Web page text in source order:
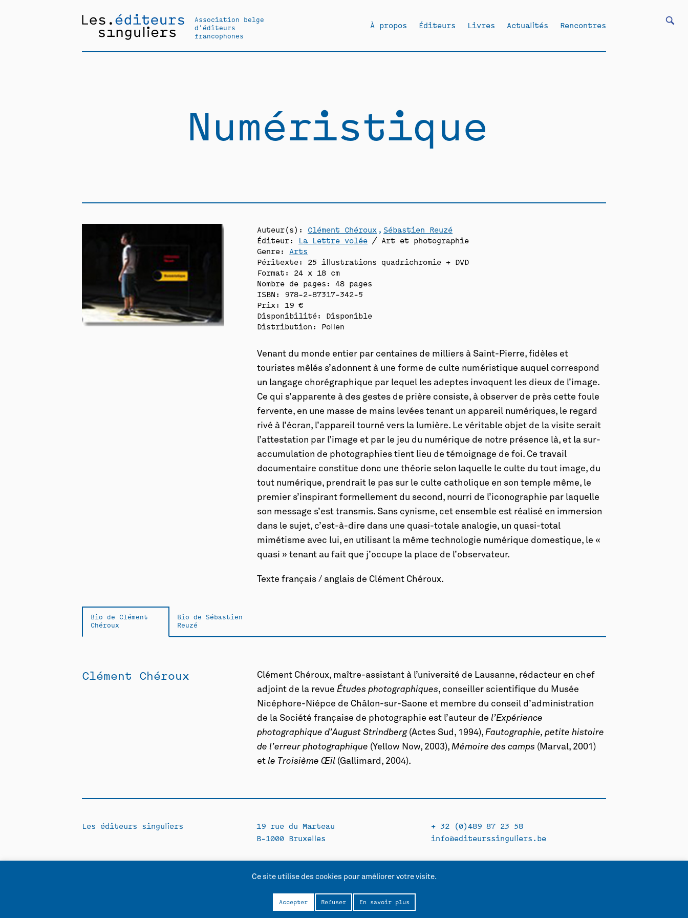
Association belge
d'éditeurs
francophones
À propos Éditeurs Livres Actualités Rencontres
Numéristique
Auteur(s): Clément Chéroux
Sébastien Reuzé
Éditeur:
La Lettre volée / Art et photographie
Genre: Arts
Péritexte: 25 illustrations quadrichromie + DVD
Format: 24 x 18 cm
Nombre de pages: 48 pages
ISBN: 978-2-87317-342-5
Prix: 19 €
Disponibilité:
Disponible
Distribution: Pollen
Venant du monde entier par centaines de milliers à Saint-Pierre, fidèles et
touristes mêlés s’adonnent à une forme de culte numéristique auquel correspond
un langage chorégraphique par lequel les adeptes invoquent les dieux de l’image.
Ce qui s’apparente à des gestes de prière consiste, à observer de près cette foule
fervente, en une masse de mains levées tenant un appareil numériques, le regard
rivé à l’écran, l’appareil tourné vers la lumière. Le véritable objet de la visite serait
l’attestation par l’image et par le jeu du numérique de notre présence là, et la sur-
accumulation de photographies tient lieu de témoignage de foi. Ce travail
documentaire constitue donc une théorie selon laquelle le culte du tout image, du
tout numérique, prendrait le pas sur le culte catholique en son temple même, le
premier s’inspirant formellement du second, nourri de l’iconographie par laquelle
son message s’est transmis. Sans cynisme, cet ensemble est réalisé en immersion
dans le sujet, c’est-à-dire dans une quasi-totale analogie, un quasi-total
mimétisme avec lui, en utilisant la même technologie numérique domestique, le «
quasi » tenant au fait que j’occupe la place de l’observateur.
Texte français / anglais de Clément Chéroux.
Bio de Clément
Chéroux
Bio de Sébastien
Reuzé
Clément Chéroux
Clément Chéroux, maître-assistant à l’université de Lausanne, rédacteur en chef
adjoint de la revueÉtudes photo­graphiques, conseiller scientifique du Musée
Nicéphore-Niépce de Châlon-sur-Saone et membre du conseil d’administration
de la Société française de photographie est l’auteur del’Expérience
photographique d’August Strindberg(Actes Sud, 1994),Fautographie, petite histoire
de l’erreur photographique (Yellow Now, 2003),Mémoire des camps (Marval, 2001)
etle Troisième Œil (Gallimard, 2004).
Les éditeurs singuliers
19 rue du Marteau
B-1000 Bruxelles
+ 32 (0)489 87 23 58
info@editeurssinguliers.be
Ce site utilise des cookies pour améliorer votre visite.
Accepter Refuser En savoir plus